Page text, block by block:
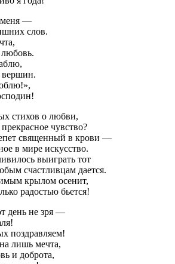
меня —
слов.
стихов о любви,
чувство?
священный в крови —
в мире искусство.
выиграть тот
счастливцам дается.
крылом осенит,
радостью бьется!
день не зря —
поздравляем!
лишь мечта,
и доброта,